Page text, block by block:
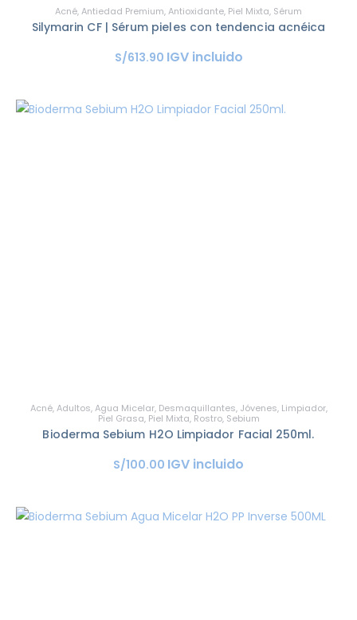
Acné,Antiedad Premium,Antioxidante, Piel Mixta, Sérum
Silymarin CF | Sérum pieles con tendencia acnéica
S/613.90 IGV incluido
Acné,Adultos,Agua Micelar, Desmaquillantes, Jóvenes, Limpiador,
Piel Grasa, Piel Mixta, Rostro, Sebium
Bioderma Sebium H2O Limpiador Facial 250ml.
S/100.00 IGV incluido